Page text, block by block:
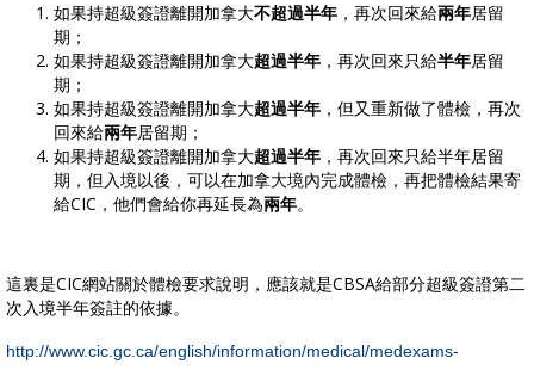
如果持超級簽證離開加拿大不超過半年 ，再次回來給兩年居留
期；
如果持超級簽證離開加拿大超過半年 ，再次回來只給半年居留
期；
如果持超級簽證離開加拿大超過半年 ，但又重新做了體檢，再次
回來給兩年居留期；
如果持超級簽證離開加拿大超過半年 ，再次回來只給半年居留
期，但入境以後，可以在加拿大境內完成體檢，再把體檢結果寄
給CIC，他們會給你再延長為兩年。
這裏是CIC網站關於體檢要求說明，應該就是CBSA給部分超級簽證第二
次入境半年簽註的依據。
http://www.cic.gc.ca/english/information/medical/medexams-